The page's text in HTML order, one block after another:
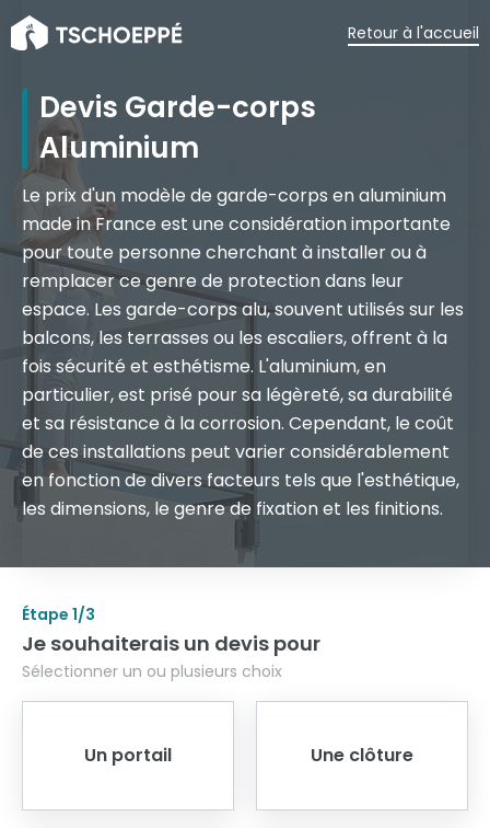
Retour à l'accueil
Devis Garde-corps
Aluminium
Le prix d'un modèle de garde-corps en aluminium
made in France est une considération importante
pour toute personne cherchant à installer ou à
remplacer ce genre de protection dans leur
espace. Les garde-corps alu, souvent utilisés sur les
balcons, les terrasses ou les escaliers, offrent à la
fois sécurité et esthétisme. L'aluminium, en
particulier, est prisé pour sa légèreté, sa durabilité
et sa résistance à la corrosion. Cependant, le coût
de ces installations peut varier considérablement
en fonction de divers facteurs tels que l'esthétique,
les dimensions, le genre de fixation et les finitions.
Étape 1/3
Je souhaiterais un devis pour
Sélectionner un ou plusieurs choix
Un portail Une clôture